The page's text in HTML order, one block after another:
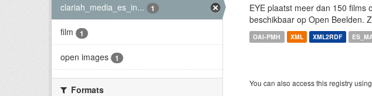
clariah_media_es_in...
1
film 1
open images 1
Formats
EYE plaatst meer dan 150 films
beschikbaar op Open Beelden.
OAI-PMH XML XML2RDF
You can also access this registry